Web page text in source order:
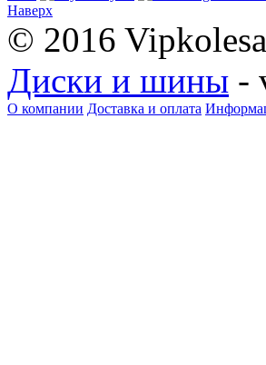
Наверх
© 2016
Диски и шины -
О компании Доставка и оплата